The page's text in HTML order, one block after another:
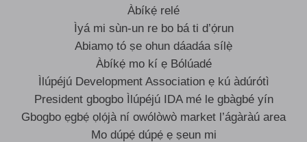
Àbíkẹ́ relé
Ìyá mi sùn-un re bo bá ti d’ọ́run
Abiamọ tó ṣe ohun dáadáa sílẹ̀
Àbíkẹ́ mo kí ẹ Bólúadé
Ìlúpéjú Development Association ẹ kú àdúrótì
President gbogbo Ìlúpéjú IDA mé le gbàgbé yín
Gbogbo ẹgbẹ́ ọlọ́jà ní owólòwò market l’ágàràú area
Mo dúpẹ́ dúpẹ́ ẹ ṣeun mi